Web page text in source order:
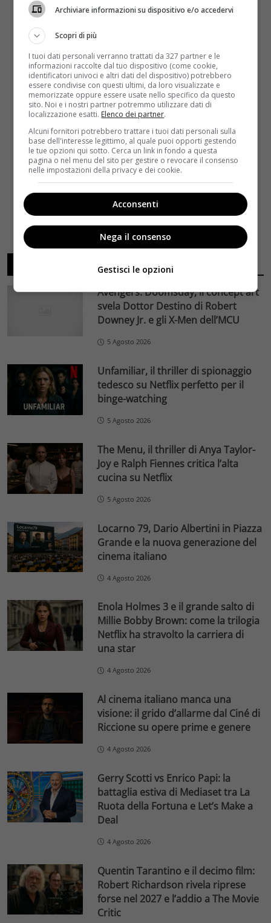
Avengers: Doomsday, il concept art
svela Dottor Destino di Robert
Downey Jr. e gli X-Men dell’MCU
5 Agosto 2026
Unfamiliar, il thriller di spionaggio
tedesco su Netflix perfetto per il
binge-watching
5 Agosto 2026
The Menu, il thriller di Anya Taylor-
Joy e Ralph Fiennes critica l’alta
cucina su Netflix
5 Agosto 2026
Locarno 79, Dario Albertini in Piazza
Grande e la nuova generazione del
cinema italiano
4 Agosto 2026
Enola Holmes 3 e il grande salto di
Millie Bobby Brown: come la trilogia
Netflix ha stravolto la carriera di
una star
4 Agosto 2026
Al cinema italiano manca una
visione: il grido d’allarme dal Ciné di
Riccione su opere prime e genere
4 Agosto 2026
Gerry Scotti vs Enrico Papi: la
battaglia estiva di Mediaset tra La
Ruota della Fortuna e Let’s Make a
Deal
4 Agosto 2026
Quentin Tarantino e il decimo film:
Robert Richardson rivela riprese
forse nel 2027 e l’addio a The Movie
Critic
Archiviare informazioni su dispositivo e/o accedervi
Scopri di più
I tuoi dati personali verranno trattati da 327 partner e le
informazioni raccolte dal tuo dispositivo (come cookie,
identificatori univoci e altri dati del dispositivo) potrebbero
essere condivise con questi ultimi, da loro visualizzate e
memorizzate oppure essere usate nello specifico da questo
sito. Noi e i nostri partner potremmo utilizzare dati di
localizzazione esatti. Elenco dei partner.
Alcuni fornitori potrebbero trattare i tuoi dati personali sulla
base dell'interesse legittimo, al quale puoi opporti gestendo
le tue opzioni qui sotto. Cerca un link in fondo a questa
pagina o nel menu del sito per gestire o revocare il consenso
nelle impostazioni della privacy e dei cookie.
Acconsenti
Nega il consenso
Gestisci le opzioni